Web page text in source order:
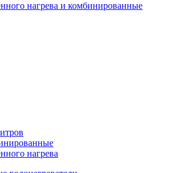
нагрева и комбинированные
нагрева